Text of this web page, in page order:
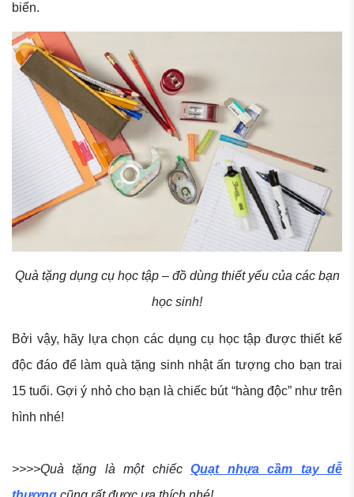
biến.
Quà tặng dụng cụ học tập – đồ dùng thiết yếu của các bạn
học sinh!
Bởi vậy, hãy lựa chọn các dụng cụ học tập được thiết kế
độc đáo để làm quà tặng sinh nhật ấn tượng cho bạn trai
15 tuổi. Gợi ý nhỏ cho bạn là chiếc bút “hàng độc” như trên
hình nhé!
>>>>Quà tặng là một chiếcQuạt nhựa cầm tay dễ